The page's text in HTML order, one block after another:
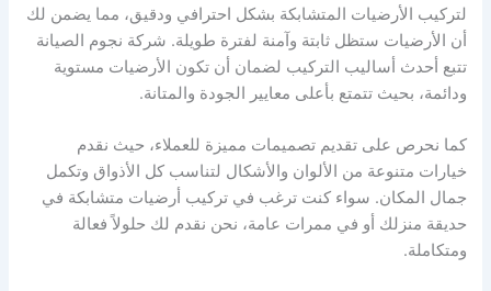
لتركيب الأرضيات المتشابكة بشكل احترافي ودقيق، مما يضمن لك
أن الأرضيات ستظل ثابتة وآمنة لفترة طويلة. شركة نجوم الصيانة
تتبع أحدث أساليب التركيب لضمان أن تكون الأرضيات مستوية
ودائمة، بحيث تتمتع بأعلى معايير الجودة والمتانة.
كما نحرص على تقديم تصميمات مميزة للعملاء، حيث نقدم
خيارات متنوعة من الألوان والأشكال لتناسب كل الأذواق وتكمل
جمال المكان. سواء كنت ترغب في تركيب أرضيات متشابكة في
حديقة منزلك أو في ممرات عامة، نحن نقدم لك حلولاً فعالة
ومتكاملة.